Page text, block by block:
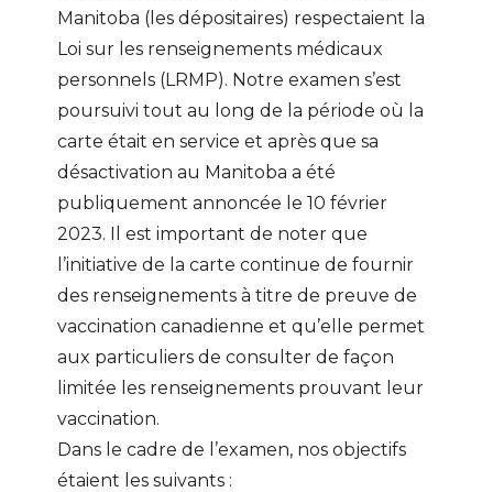
Manitoba (les dépositaires) respectaient la
Loi sur les renseignements médicaux
personnels (LRMP). Notre examen s’est
poursuivi tout au long de la période où la
carte était en service et après que sa
désactivation au Manitoba a été
publiquement annoncée le 10 février
2023. Il est important de noter que
l’initiative de la carte continue de fournir
des renseignements à titre de preuve de
vaccination canadienne et qu’elle permet
aux particuliers de consulter de façon
limitée les renseignements prouvant leur
vaccination.
Dans le cadre de l’examen, nos objectifs
étaient les suivants :